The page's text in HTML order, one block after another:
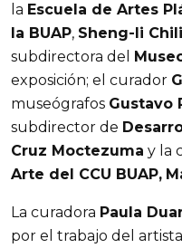
la Escuela de Artes
la BUAP, Sheng-li
subdirectora del
exposición; el curador
museógrafos Gustavo
subdirector de
Cruz Moctezuma y la
Arte del CCU BUAP,
La curadora Paula
por el trabajo del